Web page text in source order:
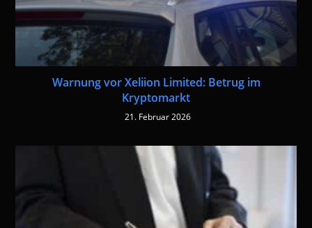
Warnung vor Xeliion Limited: Betrug im
Kryptomarkt
21. Februar 2026